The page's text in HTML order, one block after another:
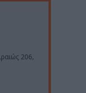
206,